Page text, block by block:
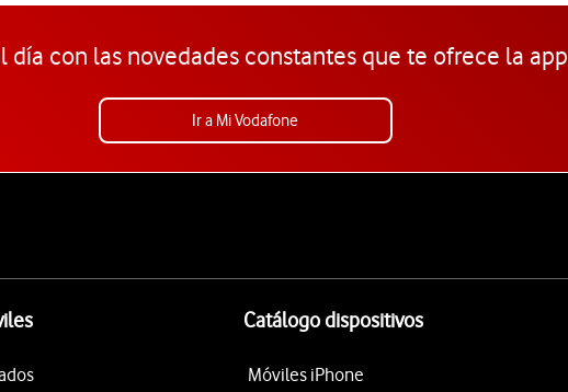
día con las novedades constantes que te ofrece la app
Ir a Mi Vodafone
Catálogo dispositivos
Móviles iPhone